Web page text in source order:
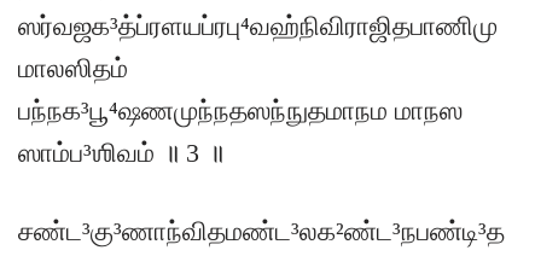
ஸர்வஜக³த்ப்ரளயப்ரபு⁴வஹ்நிவிராஜிதபாணிமு
மாலஸிதம்
பந்நக³பூ⁴ஷணமுந்நதஸந்நுதமாநம மாநஸ
ஸாம்ப³ஶிவம் ॥ 3 ॥
சண்ட³கு³ணாந்விதமண்ட³லக²ண்ட³நபண்டி³த